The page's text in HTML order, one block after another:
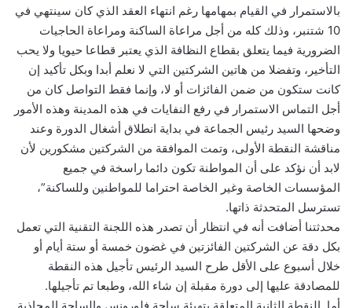
بالاستمرار في القيام بمهامها رغم انتهاء العقد الذي كان سينتهي في
10 شتنبر، وذلك كله من أجل مراعاة الساكنة ومراعاة الحاجيات
الضرورية فيما يتعلق بقطاع النظافة الذي يعتبر قطاعا حيويا ولا يحب
التأخير، وتفضلا من هاتين الشركتين التي لا نعلم أبدا وبكل تأكيد إن
كانت ستكون من ضمن الفائزات أو لا، وإنما فقط التواصل كان من
أجل التماس الاستمرار في رفع النفايات في هذه المدينة وهذه الأمور
وضحها السيد رئيس الجماعة في بداية انطلاق أشغال الدورة وعند
مناقشة النقطة الأولى، وتمت الموافقة من الشركتين مشكورين لأن
لابد أن نؤكد على أن المواطنة تكون دائما راسخة في جميع
المؤسسات الخاصة وغير الخاصة احتراما للمواطنين وللساكنة”،
تسترسل المتحدثة ذاتها.
محدثتنا أضافت أنه في انتظار أن تصدر هذه اللجنة التقنية التي تعمل
بكل دقة عن الشركتين الفائزتين في غضون خمسة أو ستة أيام أو
خلال أسبوع على الأقل طرح السيد الرئيس تأجيل هذه النقطة
للمصادقة عليها إلى دورة مقبلة إن شاء الله، وطبعا تم تأجيلها.